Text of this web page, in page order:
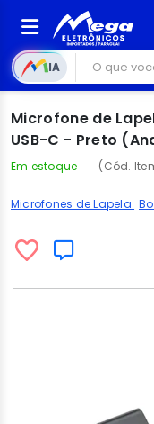
IA
Microfone de
USB-C - Preto
Em estoque (Cód.
Microfones de Lapela